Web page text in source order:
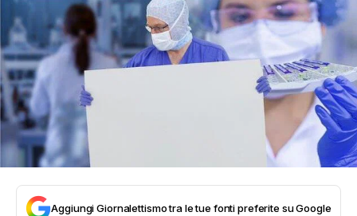
Aggiungi Giornalettismo tra le tue fonti preferite su Google